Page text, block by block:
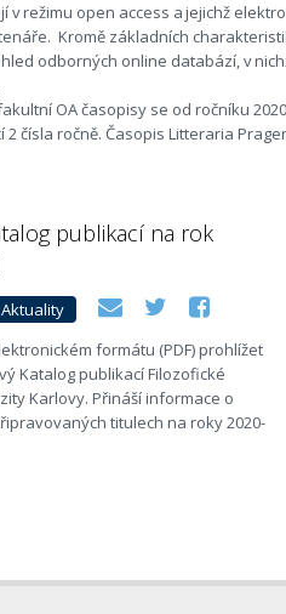
v režimu open access a jejichž
Kromě základních
odborných online databází, v
OA časopisy se od ročníku
2 čísla ročně. Časopis Litteraria
publikací na rok
Aktuality
formátu (PDF) prohlížet
Katalog publikací Filozofické
Karlovy. Přináší informace o
titulech na roky 2020-